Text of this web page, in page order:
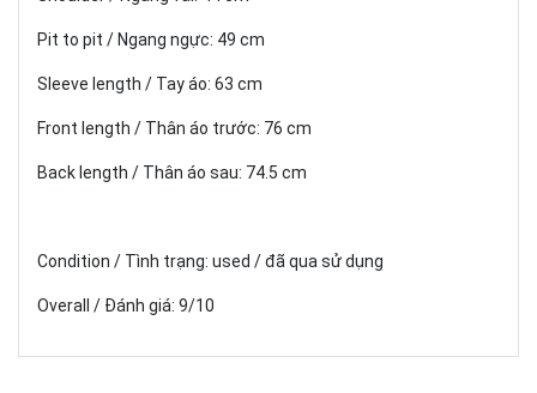
Pit to pit / Ngang ngực: 49 cm
Sleeve length / Tay áo: 63 cm
Front length / Thân áo trước: 76 cm
Back length / Thân áo sau: 74.5 cm
Condition / Tình trạng: used / đã qua sử dụng
Overall / Đánh giá: 9/10